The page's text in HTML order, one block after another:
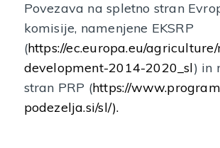
Povezava na spletno stran
komisije, namenjene EKSRP
(https://ec.europa.eu/
development-2014-2020_sl) in
stran PRP (https://
podezelja.si/sl/).